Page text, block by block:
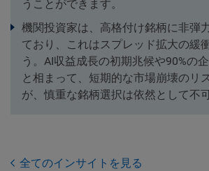
うことができます。
機関投資家は、高格付け銘柄に非弾
ており、これはスプレッド拡大の緩
う。AI収益成長の初期兆候や90%の
と相まって、短期的な市場崩壊のリ
が、慎重な銘柄選択は依然として不
全てのインサイトを見る